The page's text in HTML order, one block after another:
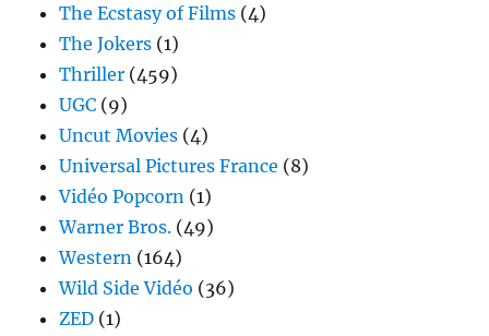
The Ecstasy of Films (4)
The Jokers (1)
Thriller (459)
UGC (9)
Uncut Movies (4)
Universal Pictures France (8)
Vidéo Popcorn (1)
Warner Bros. (49)
Western (164)
Wild Side Vidéo (36)
ZED (1)